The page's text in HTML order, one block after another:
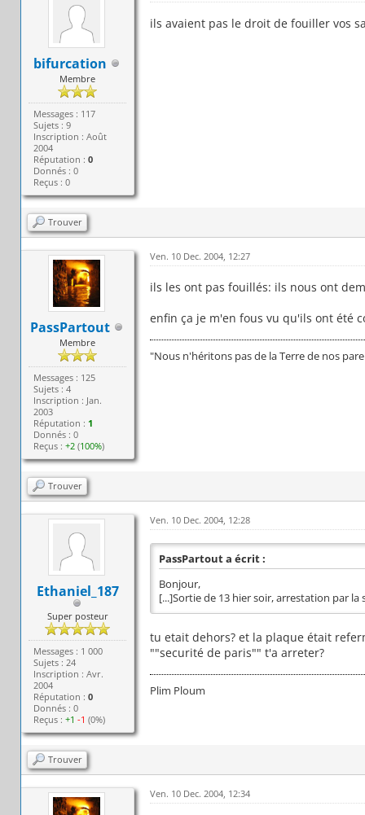
bifurcation
Membre
Messages : 117
Sujets : 9
Inscription : Août
2004
Réputation :0
Donnés : 0
Reçus : 0
ils avaient pas le droit de fouiller vos
Trouver
PassPartout
Membre
Messages : 125
Sujets : 4
Inscription : Jan.
2003
Réputation : 1
Donnés : 0
Reçus :+2 (100%)
Ven. 10 Dec. 2004, 12:27
ils les ont pas fouillés: ils nous ont
enfin ça je m'en fous vu qu'ils ont été
"Nous n'héritons pas de la Terre de nos
Trouver
Ethaniel_187
Super posteur
Messages : 1 000
Sujets : 24
Inscription : Avr.
2004
Réputation :0
Donnés : 0
Reçus :+1 -1 (0%)
Ven. 10 Dec. 2004, 12:28
PassPartout a écrit :
Bonjour,
[...]Sortie de 13 hier soir, arrestation par
tu etait dehors? et la plaque était
""securité de paris"" t'a arreter?
Plim Ploum
Trouver
Ven. 10 Dec. 2004, 12:34